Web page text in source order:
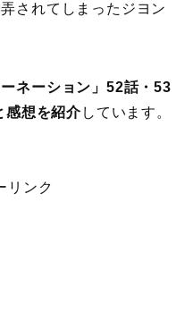
されてしまったジヨン
ーネーション」52話・53
感想を紹介しています。
リンク